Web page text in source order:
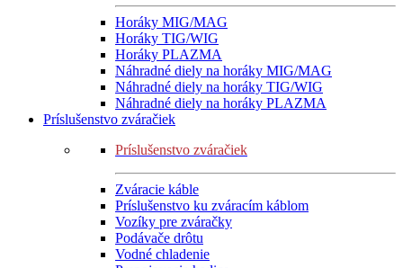
Horáky MIG/MAG
Horáky TIG/WIG
Horáky PLAZMA
Náhradné diely na horáky MIG/MAG
Náhradné diely na horáky TIG/WIG
Náhradné diely na horáky PLAZMA
Príslušenstvo zváračiek
Príslušenstvo zváračiek
Zváracie káble
Príslušenstvo ku zváracím káblom
Vozíky pre zváračky
Podávače drôtu
Vodné chladenie